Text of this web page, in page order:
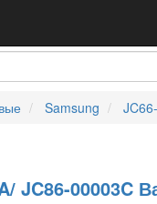
Samsung
JC86-00003C